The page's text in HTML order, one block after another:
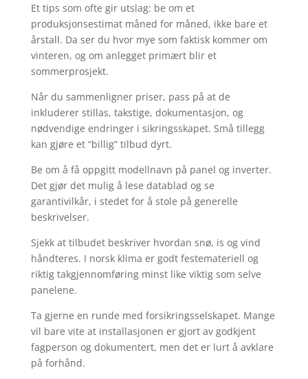
Et tips som ofte gir utslag: be om et
produksjonsestimat måned for måned, ikke bare et
årstall. Da ser du hvor mye som faktisk kommer om
vinteren, og om anlegget primært blir et
sommerprosjekt.
Når du sammenligner priser, pass på at de
inkluderer stillas, takstige, dokumentasjon, og
nødvendige endringer i sikringsskapet. Små tillegg
kan gjøre et “billig” tilbud dyrt.
Be om å få oppgitt modellnavn på panel og inverter.
Det gjør det mulig å lese datablad og se
garantivilkår, i stedet for å stole på generelle
beskrivelser.
Sjekk at tilbudet beskriver hvordan snø, is og vind
håndteres. I norsk klima er godt festemateriell og
riktig takgjennomføring minst like viktig som selve
panelene.
Ta gjerne en runde med forsikringsselskapet. Mange
vil bare vite at installasjonen er gjort av godkjent
fagperson og dokumentert, men det er lurt å avklare
på forhånd.